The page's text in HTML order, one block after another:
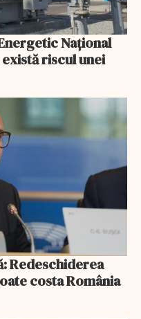
Național
riscul unei
Redeschiderea
costa România